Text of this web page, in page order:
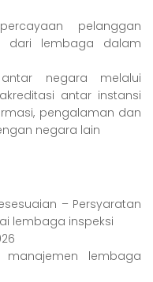
pelanggan
dari lembaga dalam
negara melalui
antar instansi
pengalaman dan
negara lain
– Persyaratan
lembaga inspeksi
lembaga